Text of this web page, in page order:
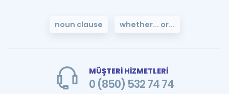
noun clause whether... or...
MÜŞTERİ HİZMETLERİ
0 (850) 532 74 74